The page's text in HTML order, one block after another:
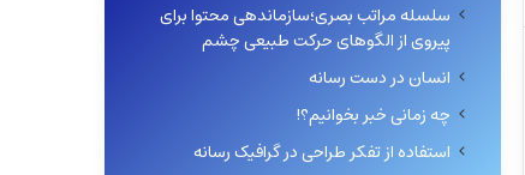
سلسله مراتب بصری؛سازماندهی محتوا برای
پیروی از الگوهای حرکت طبیعی چشم
انسان در دست رسانه
چه زمانی خبر بخوانیم؟!
استفاده از تفکر طراحی در گرافیک رسانه